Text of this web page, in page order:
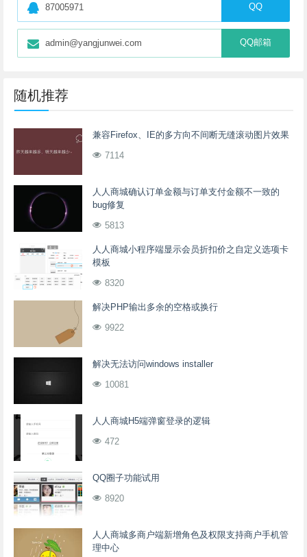
87005971 QQ
admin@yangjunwei.com QQ邮箱
随机推荐
兼容Firefox、IE的多方向不间断无缝滚动图片效果
7114
人人商城确认订单金额与订单支付金额不一致的
bug修复
5813
人人商城小程序端显示会员折扣价之自定义选项卡
模板
8320
解决PHP输出多余的空格或换行
9922
解决无法访问windows installer
10081
人人商城H5端弹窗登录的逻辑
472
QQ圈子功能试用
8920
人人商城多商户端新增角色及权限支持商户手机管
理中心